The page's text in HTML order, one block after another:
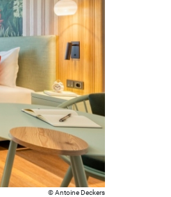
Antoine Deckers